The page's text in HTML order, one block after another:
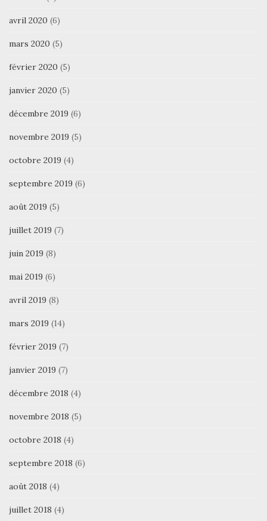
avril 2020 (6)
mars 2020 (5)
février 2020 (5)
janvier 2020 (5)
décembre 2019 (6)
novembre 2019 (5)
octobre 2019 (4)
septembre 2019 (6)
août 2019 (5)
juillet 2019 (7)
juin 2019 (8)
mai 2019 (6)
avril 2019 (8)
mars 2019 (14)
février 2019 (7)
janvier 2019 (7)
décembre 2018 (4)
novembre 2018 (5)
octobre 2018 (4)
septembre 2018 (6)
août 2018 (4)
juillet 2018 (4)